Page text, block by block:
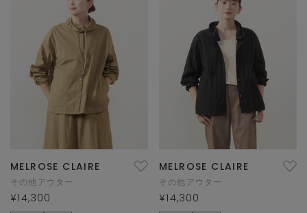
MELROSE CLAIRE
その他アウター
¥14,300
MELROSE CLAIRE
その他アウター
¥14,300